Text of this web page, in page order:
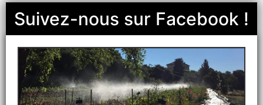
Suivez-nous sur Facebook !